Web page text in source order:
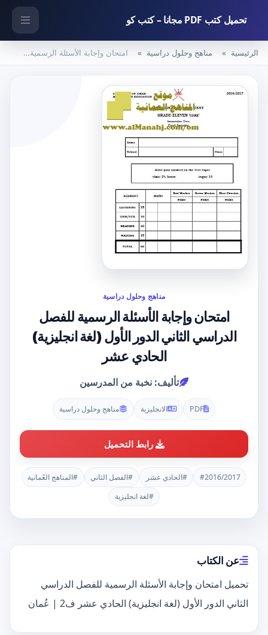
تحميل كتب PDF مجانا – كتب كو
الرئيسية مناهج وحلول دراسية امتحان وإجابة الأسئلة الرسمية للفصل الدراسي الثاني الدور الأول (لغة انجليزية) الحادي عشر
مناهج وحلول دراسية
امتحان وإجابة الأسئلة الرسمية للفصل
الدراسي الثاني الدور الأول (لغة انجليزية)
الحادي عشر
تأليف: نخبة من المدرسين
PDF الانجليزية مناهج وحلول دراسية
رابط التحميل
#2016/2017 #الحادي عشر #الفصل الثاني
#المناهج العُمانية
#لغة انجليزية
عن الكتاب
تحميل امتحان وإجابة الأسئلة الرسمية للفصل الدراسي
الثاني الدور الأول (لغة انجليزية) الحادي عشر ف2 | عُمان